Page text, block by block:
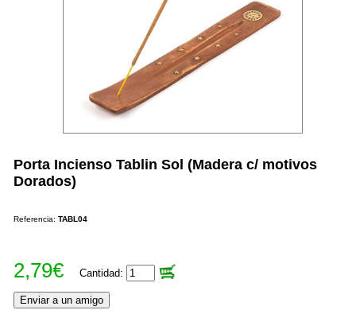
Porta Incienso Tablin Sol (Madera c/ motivos
Dorados)
Referencia:TABL04
2,79€ Cantidad: